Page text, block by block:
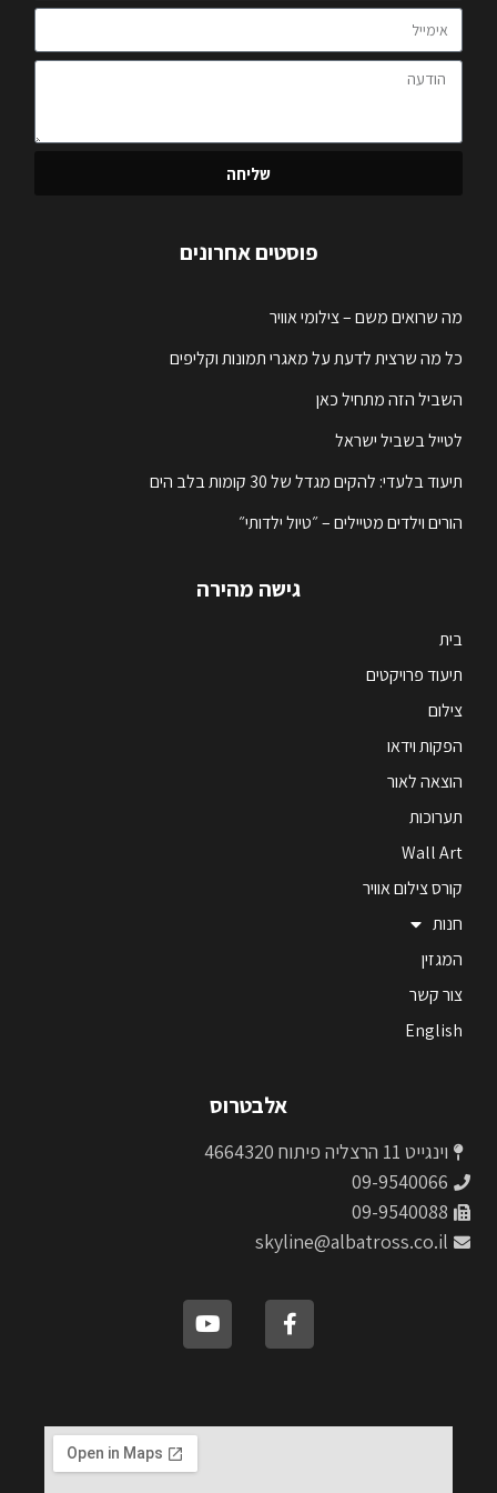
שליחה
פוסטים אחרונים
מה שרואים משם – צילומי אוויר
כל מה שרצית לדעת על מאגרי תמונות וקליפים
השביל הזה מתחיל כאן
לטייל בשביל ישראל
תיעוד בלעדי: להקים מגדל של 30 קומות בלב הים
הורים וילדים מטיילים – ״טיול ילדותי״
גישה מהירה
בית
תיעוד פרויקטים
צילום
הפקות וידאו
הוצאה לאור
תערוכות
Wall Art
קורס צילום אוויר
חנות
המגזין
צור קשר
English
אלבטרוס
וינגייט 11 הרצליה פיתוח 4664320
09-9540066
09-9540088
skyline@albatross.co.il